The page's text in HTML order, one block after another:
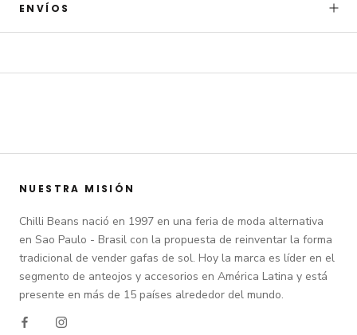
ENVÍOS
NUESTRA MISIÓN
Chilli Beans nació en 1997 en una feria de moda alternativa
en Sao Paulo - Brasil con la propuesta de reinventar la forma
tradicional de vender gafas de sol. Hoy la marca es líder en el
segmento de anteojos y accesorios en América Latina y está
presente en más de 15 países alrededor del mundo.
beneficios exclusivos